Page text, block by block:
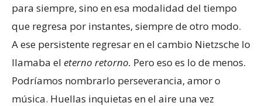
para siempre, sino en esa modalidad del tiempo
que regresa por instantes, siempre de otro modo.
A ese persistente regresar en el cambio Nietzsche lo
llamaba el eterno retorno. Pero eso es lo de menos.
Podríamos nombrarlo perseverancia, amor o
música. Huellas inquietas en el aire una vez